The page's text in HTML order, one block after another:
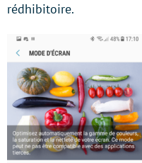
rédhibitoire.